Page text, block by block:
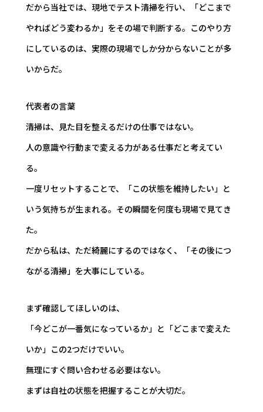
だから当社では、現地でテスト清掃を行い、「どこまで
やればどう変わるか」をその場で判断する。このやり方
にしているのは、実際の現場でしか分からないことが多
いからだ。
代表者の言葉
清掃は、見た目を整えるだけの仕事ではない。
人の意識や行動まで変える力がある仕事だと考えてい
る。
一度リセットすることで、「この状態を維持したい」と
いう気持ちが生まれる。その瞬間を何度も現場で見てき
た。
だから私は、ただ綺麗にするのではなく、「その後につ
ながる清掃」を大事にしている。
まず確認してほしいのは、
「今どこが一番気になっているか」と「どこまで変えた
いか」この2つだけでいい。
無理にすぐ問い合わせる必要はない。
まずは自社の状態を把握することが大切だ。